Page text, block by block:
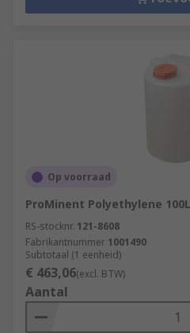
Op voorraad
ProMinent Polyethylene
RS-stocknr. 121-8608
Fabrikantnummer 1001490
Subtotaal (1 eenheid)
€ 463,06(excl. BTW)
Aantal